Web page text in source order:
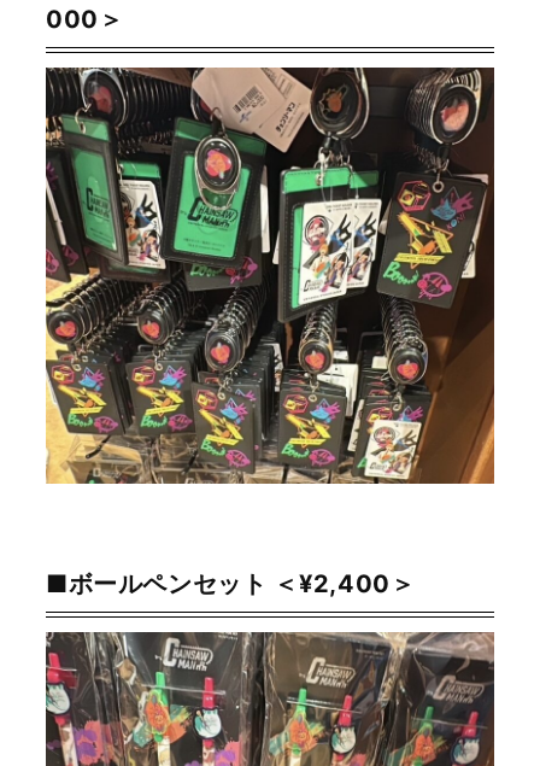
000＞
■ボールペンセット ＜¥2,400＞